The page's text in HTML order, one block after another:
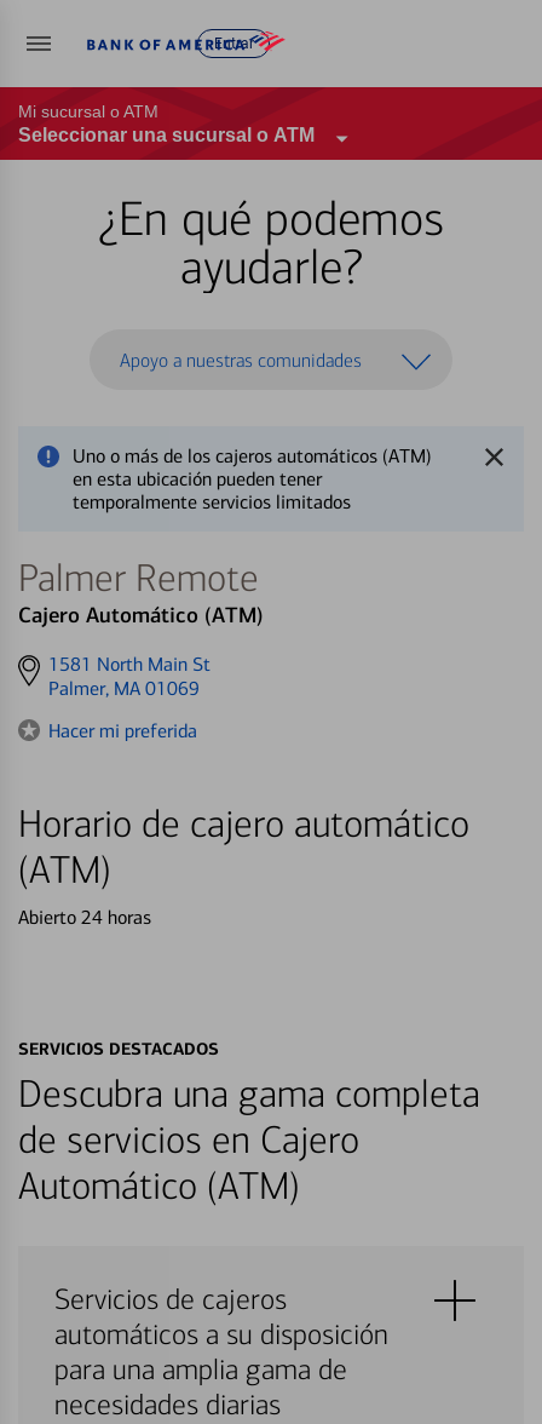
Entrar
Mi sucursal o ATM
Seleccionar una sucursal o ATM
¿En qué podemos
ayudarle?
Apoyo a nuestras comunidades
Uno o más de los cajeros automáticos (ATM)
en esta ubicación pueden tener
temporalmente servicios limitados
Palmer Remote
Cajero Automático (ATM)
Get
directions
1581 North Main St
Palmer, MA 01069
Hacer mi preferida
Horario de cajero automático
(ATM)
Abierto 24 horas
SERVICIOS DESTACADOS
Descubra una gama completa
de servicios en Cajero
Automático (ATM)
Servicios de cajeros
automáticos a su disposición
para una amplia gama de
necesidades diarias